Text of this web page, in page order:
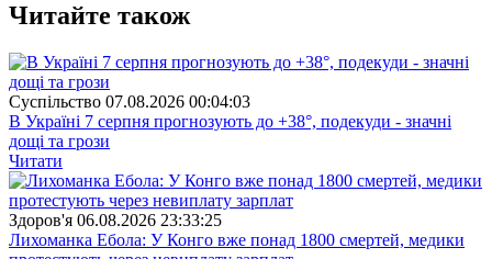
Читайте також
Суспiльство 07.08.2026 00:04:03
В Україні 7 серпня прогнозують до +38°, подекуди - значні
дощі та грози
Читати
Здоров'я 06.08.2026 23:33:25
Лихоманка Ебола: У Конго вже понад 1800 смертей, медики